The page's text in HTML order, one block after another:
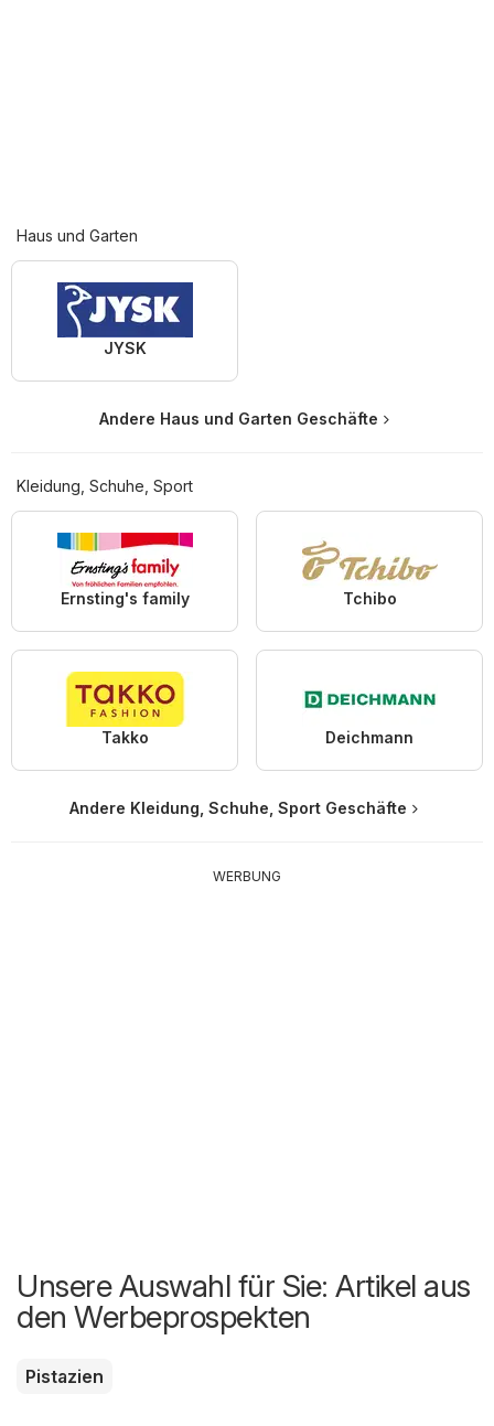
Haus und Garten
JYSK
Andere Haus und Garten Geschäfte
Kleidung, Schuhe, Sport
Ernsting's family Tchibo
Takko Deichmann
Andere Kleidung, Schuhe, Sport Geschäfte
WERBUNG
Unsere Auswahl für Sie: Artikel aus
den Werbeprospekten
Pistazien